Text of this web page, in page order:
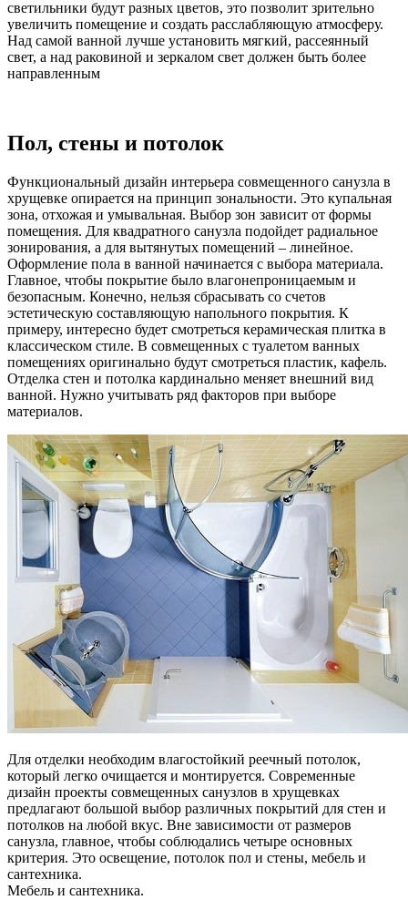
светильники будут разных цветов, это позволит зрительно
увеличить помещение и создать расслабляющую атмосферу.
Над самой ванной лучше установить мягкий, рассеянный
свет, а над раковиной и зеркалом свет должен быть более
направленным
Пол, стены и потолок
Функциональный дизайн интерьера совмещенного санузла в
хрущевке опирается на принцип зональности. Это купальная
зона, отхожая и умывальная. Выбор зон зависит от формы
помещения. Для квадратного санузла подойдет радиальное
зонирования, а для вытянутых помещений – линейное.
Оформление пола в ванной начинается с выбора материала.
Главное, чтобы покрытие было влагонепроницаемым и
безопасным. Конечно, нельзя сбрасывать сo счетов
эстетическую составляющую напольного покрытия. К
примеру, интересно будет смотреться керамическая плитка в
классическом стиле. В совмещенных с туалетом ванных
помещениях оригинально будут смотреться пластик, кафель.
Отделка стен и потолка кардинально меняет внешний вид
ванной. Нужно учитывать ряд факторов при выборе
материалов.
Для отделки необходим влагостойкий реечный потолок,
который легко очищается и монтируется. Современные
дизайн проекты совмещенных санузлов в хрущевках
предлагают большой выбор различных покрытий для стен и
потолков на любой вкус. Вне зависимости от размеров
санузла, главное, чтобы соблюдались четыре основных
критерия. Это освещение, потолок пол и стены, мебель и
сантехника.
Мебель и сантехника.